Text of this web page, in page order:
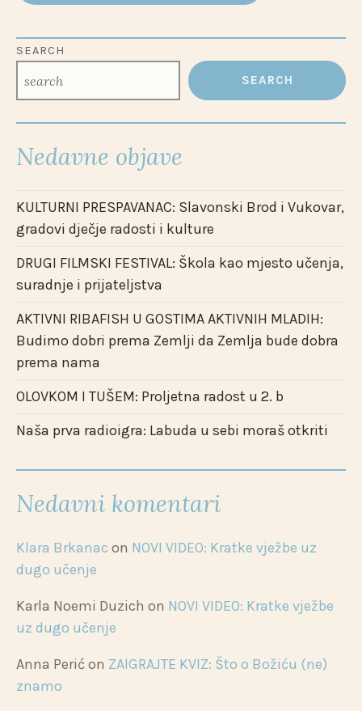
SEARCH
SEARCH
Nedavne objave
KULTURNI PRESPAVANAC: Slavonski Brod i Vukovar,
gradovi dječje radosti i kulture
DRUGI FILMSKI FESTIVAL: Škola kao mjesto učenja,
suradnje i prijateljstva
AKTIVNI RIBAFISH U GOSTIMA AKTIVNIH MLADIH:
Budimo dobri prema Zemlji da Zemlja bude dobra
prema nama
OLOVKOM I TUŠEM: Proljetna radost u 2. b
Naša prva radioigra: Labuda u sebi moraš otkriti
Nedavni komentari
Klara Brkanac on NOVI VIDEO: Kratke vježbe uz
dugo učenje
Karla Noemi Duzich on NOVI VIDEO: Kratke vježbe
uz dugo učenje
Anna Perićon ZAIGRAJTE KVIZ: Što o Božiću (ne)
znamo